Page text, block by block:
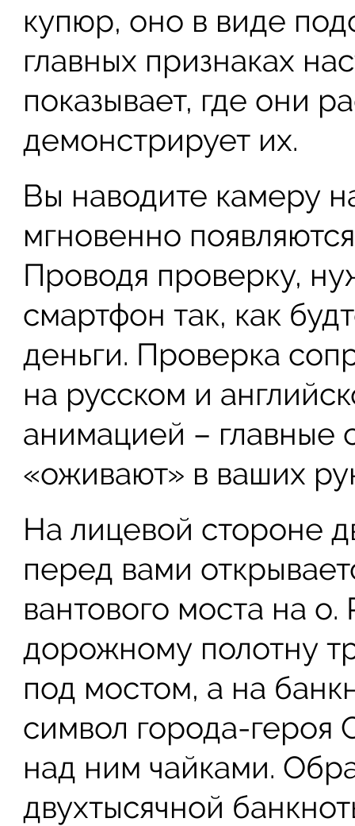
купюр, оно в виде
главных признаках
показывает, где они
демонстрирует их.
Вы наводите камеру
мгновенно
Проводя проверку,
смартфон так, как
деньги. Проверка
на русском и
анимацией – главные
«оживают» в ваших
На лицевой стороне
перед вами
вантового моста на
дорожному полотну
под мостом, а на
символ города-героя
над ним чайками.
двухтысячной